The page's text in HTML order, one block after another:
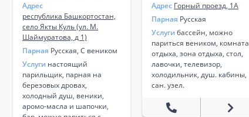
Адрес
республика Башкортостан,
село Якты Куль (ул. М.
Шаймуратова, д 1)
Парная Русская, С веником
Услуги настоящий
парильщик, парная на
березовых дровах,
холодный душ, веники,
аромо-масла и шапочки,
Адрес Горный проезд, 1А
Парная Русская
Услуги бассейн, можно
париться веником, комната
отдыха, зона отдыха, стол,
лавочки, телевизор,
холодильник, душ. кабины,
сан. узел.